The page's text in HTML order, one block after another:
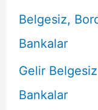
Belgesiz,
Bankalar
Gelir
Bankalar